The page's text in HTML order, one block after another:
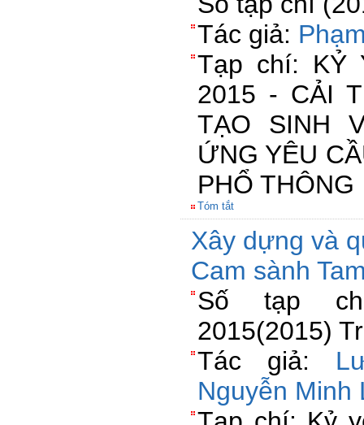
Tác giả:
Tạp chí: KỶ
2015 - CẢI
TẠO SINH
ỨNG YÊU
PHỔ THÔNG
Tóm tắt
Xây dựng và
Cam sành
Số tạp
2015(2015)
Tác giả:
Nguyễn Minh